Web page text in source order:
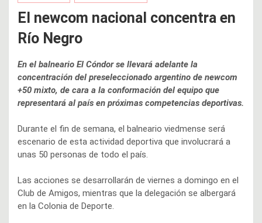
El newcom nacional concentra en
Río Negro
En el balneario El Cóndor se llevará adelante la
concentración del preseleccionado argentino de newcom
+50 mixto, de cara a la conformación del equipo que
representará al país en próximas competencias deportivas.
Durante el fin de semana, el balneario viedmense será
escenario de esta actividad deportiva que involucrará a
unas 50 personas de todo el país.
Las acciones se desarrollarán de viernes a domingo en el
Club de Amigos, mientras que la delegación se albergará
en la Colonia de Deporte.